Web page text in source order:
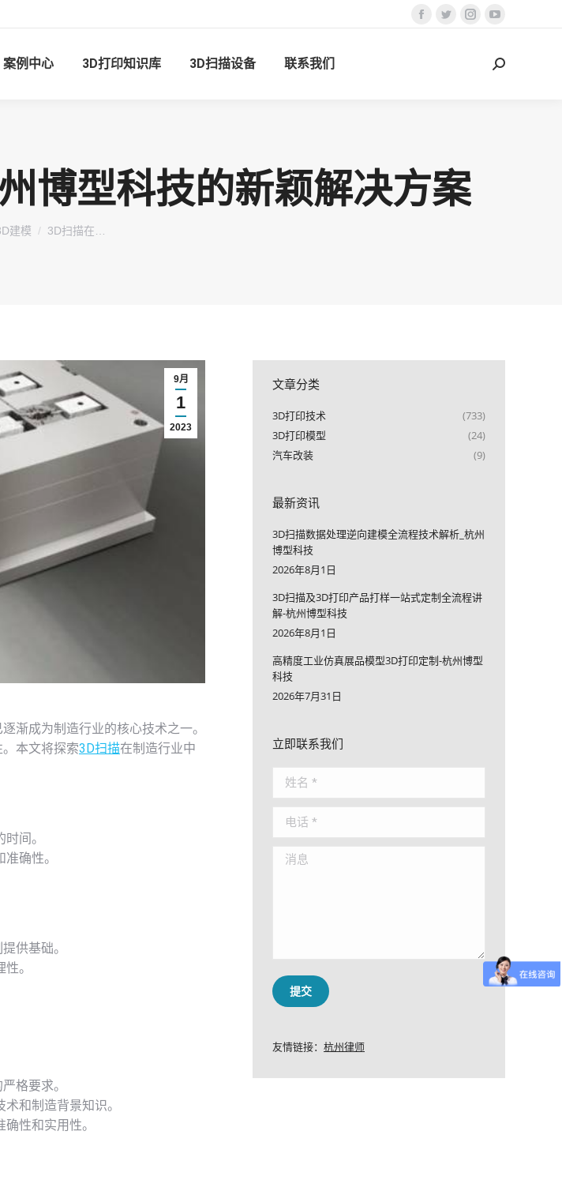
Facebook
开
Twitter
打
开
Instagram
开
在
案例中心 3D打印知识库 3D扫描设备 联系我们
搜
博型科技的新颖解决方案
：
建模 3D扫描在…
9月
1
2023
渐成为制造行业的核心技术之一。
本文将探索3D扫描在制造行业中
间。
确性。
供基础。
。
格要求。
和制造背景知识。
性和实用性。
文章分类
3D打印技术
(733)
3D打印模型
(24)
汽车改装
(9)
最新资讯
3D扫描数据处理逆向建模全流程技术解析_杭州
博型科技
2026年8月1日
3D扫描及3D打印产品打样一站式定制全流程讲
解-杭州博型科技
2026年8月1日
高精度工业仿真展品模型3D打印定制-杭州博型
科技
2026年7月31日
立即联系我们
姓名 *
电话 *
消息
提交
友情链接： 杭州律师